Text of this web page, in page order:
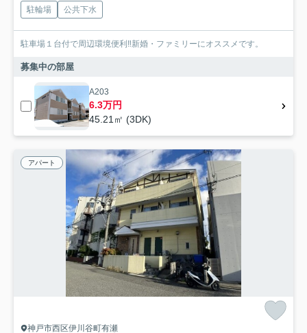
駐輪場 公共下水
駐車場１台付で周辺環境便利‼新婚・ファミリーにオススメです。
募集中の部屋
A203
6.3万円
45.21㎡ (3DK)
アパート
神戸市西区伊川谷町有瀬